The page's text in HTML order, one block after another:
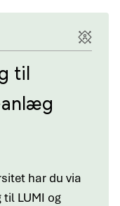
til
har du via
LUMI og